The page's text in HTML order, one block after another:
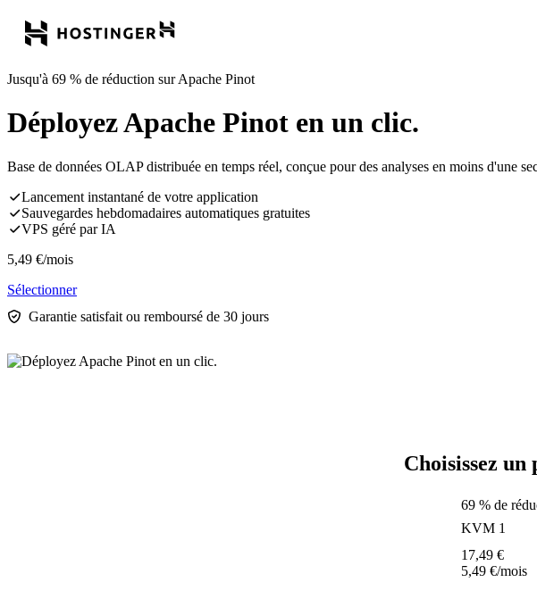
Jusqu'à 69 % de réduction sur Apache Pinot
Déployez Apache Pinot en un clic.
Base de données OLAP distribuée en temps réel, conçue pour des analyses en moins d'une
Lancement instantané de votre application
Sauvegardes hebdomadaires automatiques gratuites
VPS géré par IA
5,49 €/mois
Sélectionner
Garantie satisfait ou remboursé de 30 jours
Choisissez
69 % de
KVM 1
17,49 €
5,49 €/mois